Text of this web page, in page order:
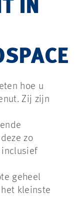
IN
hoe u
Zij zijn
zo
geheel
kleinste